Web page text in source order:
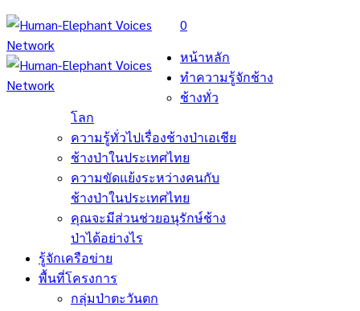
0
หน้าหลัก
ทำความรู้จักช้าง
ช้างทั่ว
โลก
ความรู้ทั่วไปเรื่องช้างป่าเอเชีย
ช้างป่าในประเทศไทย
ความขัดแย้งระหว่างคนกับ
ช้างป่าในประเทศไทย
คุณจะมีส่วนช่วยอนุรักษ์ช้าง
ป่าได้อย่างไร
รู้จักเครือข่าย
พื้นที่โครงการ
กลุ่มป่าตะวันตก